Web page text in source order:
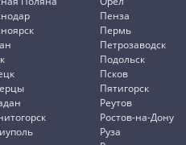
Пенза
Пермь
Петрозаводск
Подольск
Псков
Пятигорск
Реутов
Ростов-на-Дону
Руза